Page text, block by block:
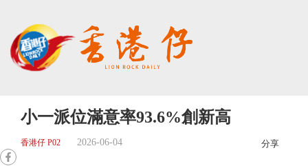
小一派位滿意率93.6%創新高
香港仔 P02 2026-06-04 分享